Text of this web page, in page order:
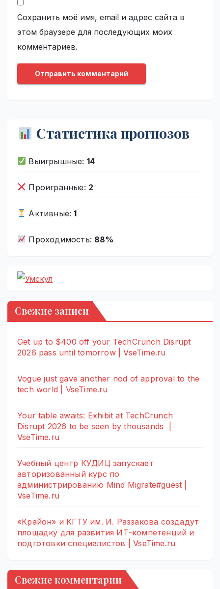
Сохранить моё имя, email и адрес сайта в
этом браузере для последующих моих
комментариев.
Статистика прогнозов
Выигрышные: 14
Проигранные: 2
Активные:1
Проходимость: 88%
Свежие записи
Get up to $400 off your TechCrunch Disrupt
2026 pass until tomorrow | VseTime.ru
Vogue just gave another nod of approval to the
tech world | VseTime.ru
Your table awaits: Exhibit at TechCrunch
Disrupt 2026 to be seen by thousands |
VseTime.ru
Учебный центр КУДИЦ запускает
авторизованный курс по
администрированию Mind Migrate#guest |
VseTime.ru
«Крайон» и КГТУ им. И. Раззакова создадут
площадку для развития ИТ-компетенций и
подготовки специалистов | VseTime.ru
Свежие комментарии